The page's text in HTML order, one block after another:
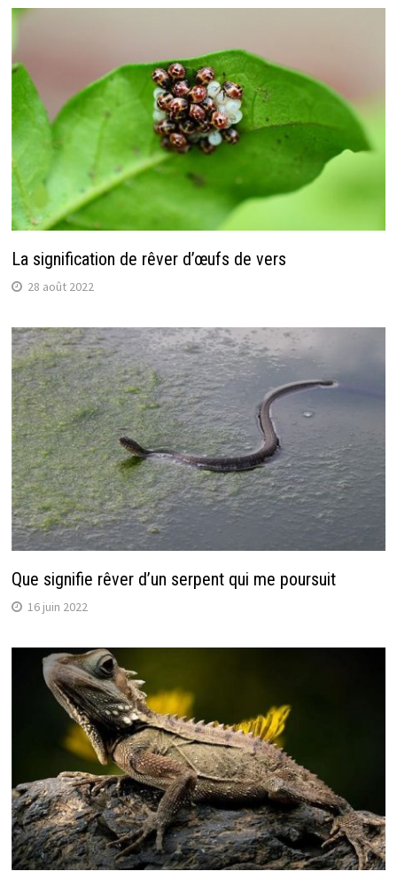
La signification de rêver d’œufs de vers
28 août 2022
Que signifie rêver d’un serpent qui me poursuit
16 juin 2022